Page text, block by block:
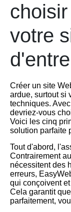
votre
Créer un site
ardue, surtout si
techniques.
devriez-vous
Voici les cinq
solution parfaite
Tout d'abord,
Contrairement
nécessitent des
erreurs,
qui conçoivent
Cela garantit
parfaitement,